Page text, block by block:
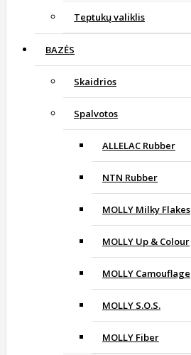
Teptukų valiklis
BAZĖS
Skaidrios
Spalvotos
ALLELAC Rubber
NTN Rubber
MOLLY Milky Flakes
MOLLY Up & Colour
MOLLY Camouflage
MOLLY S.O.S.
MOLLY Fiber